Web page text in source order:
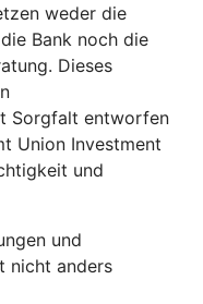
weder die
Bank noch die
Dieses
Sorgfalt entworfen
Union Investment
und
und
nicht anders